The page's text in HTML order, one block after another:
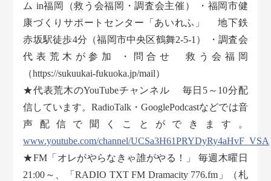
ム in福岡（救う会福岡・調査会主催） ・福岡市健
康づくりサポートセンター「あいれふ」 地下鉄
赤坂駅徒歩4分（福岡市中央区鶴舞2-5-1） ・調査会
代表荒木が参加 ・問合せ 救う会福岡
（https://sukuukai-fukuoka.jp/mail）
★代表荒木のYouTubeチャンネル 毎日5～10分配
信しています。RadioTalk・GooglePodcastなどでは音
声配信で聞くことができます。
www.youtube.com/channel/UCSa3H61PRYDyRy4aHvF_VSA
★FM「オレがやらなきゃ誰がやる！」 毎週木曜日
21:00～、「RADIO TXT FM Dramacity 776.fm」（札